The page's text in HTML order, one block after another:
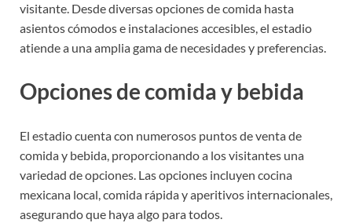
visitante. Desde diversas opciones de comida hasta
asientos cómodos e instalaciones accesibles, el estadio
atiende a una amplia gama de necesidades y preferencias.
Opciones de comida y bebida
El estadio cuenta con numerosos puntos de venta de
comida y bebida, proporcionando a los visitantes una
variedad de opciones. Las opciones incluyen cocina
mexicana local, comida rápida y aperitivos internacionales,
asegurando que haya algo para todos.